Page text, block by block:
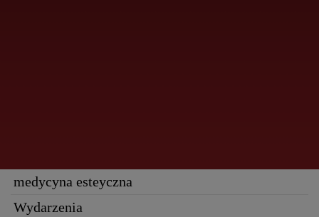
medycyna esteyczna
Wydarzenia